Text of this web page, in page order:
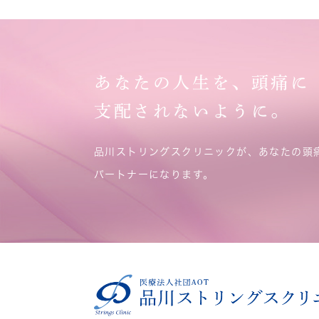
あなたの人生を、頭痛に
支配されないように。
品川ストリングスクリニックが、あなたの頭
パートナーになります。